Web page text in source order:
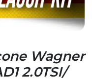
Wagner
2.0TSI/